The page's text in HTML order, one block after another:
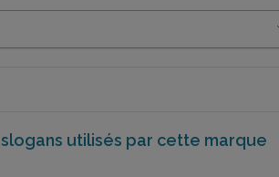
slogans utilisés par cette marque